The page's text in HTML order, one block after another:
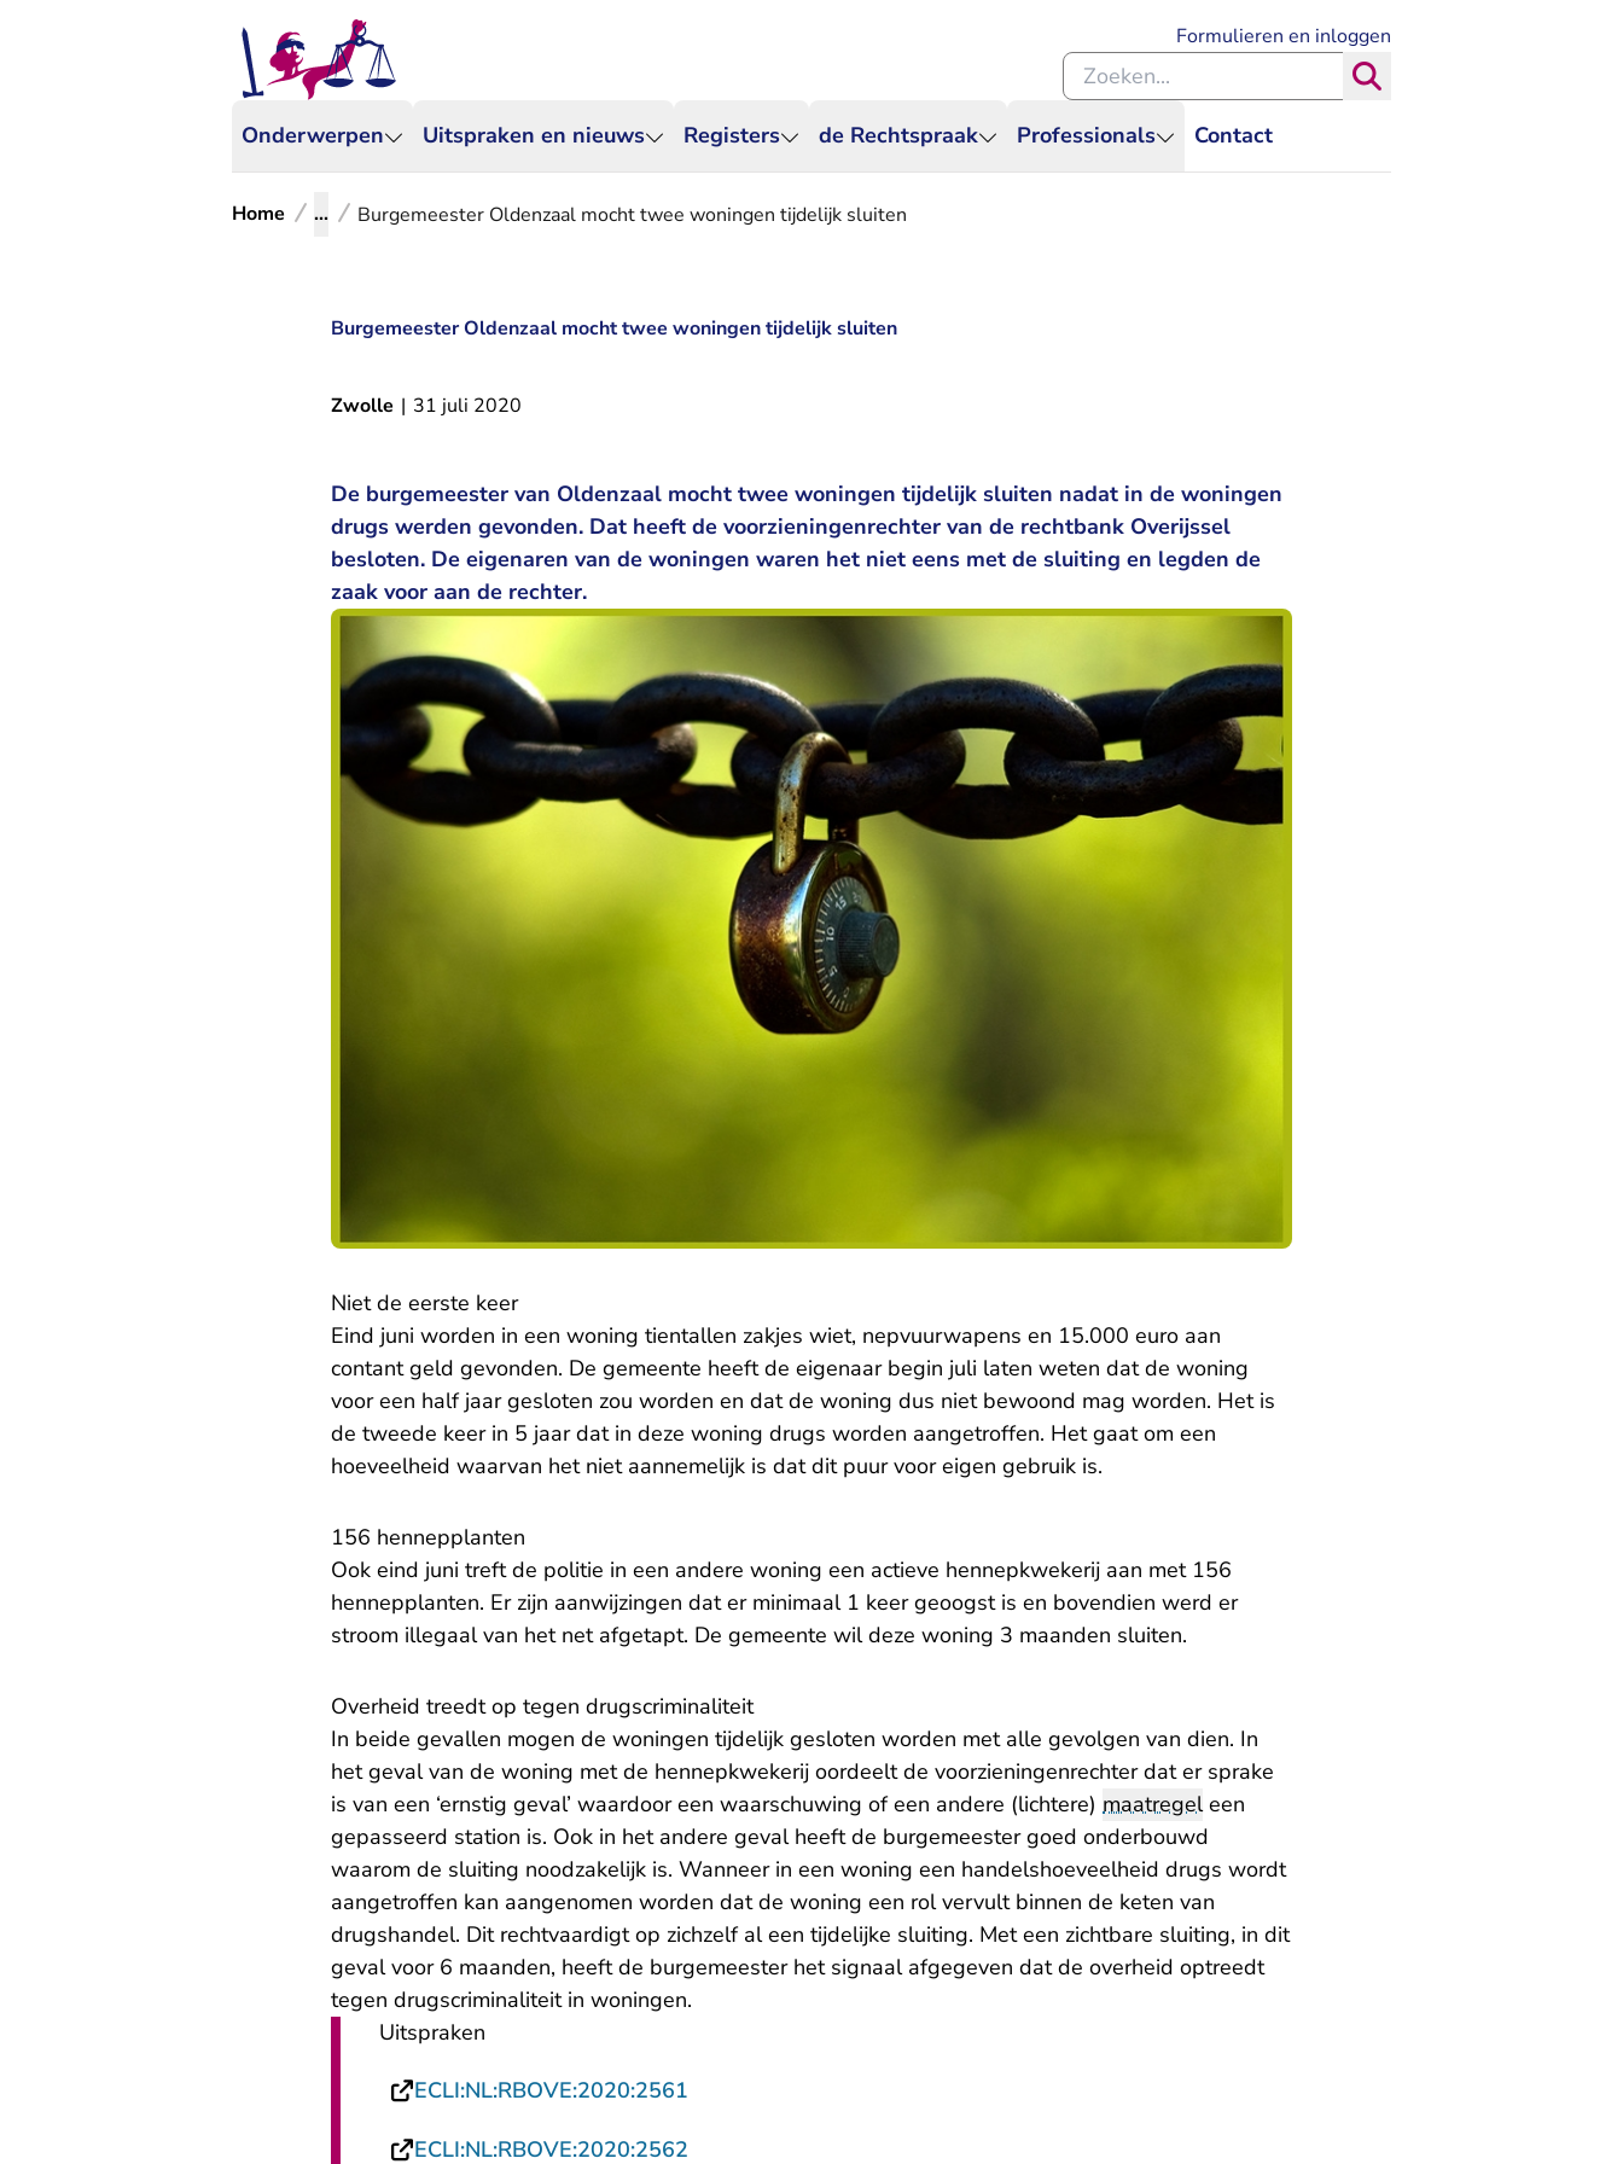
Onderwerpen Uitspraken en nieuws Registers de Rechtspraak Professionals Contact
Formulieren en inloggen
Zoeken binnen de Rechtspraak
Home ... Burgemeester Oldenzaal mocht twee woningen tijdelijk sluiten
Burgemeester Oldenzaal mocht twee woningen tijdelijk sluiten
Zwolle | 31 juli 2020
De burgemeester van Oldenzaal mocht twee woningen tijdelijk sluiten nadat in de woningen
drugs werden gevonden. Dat heeft de voorzieningenrechter van de rechtbank Overijssel
besloten. De eigenaren van de woningen waren het niet eens met de sluiting en legden de
zaak voor aan de rechter.
Niet de eerste keer
Eind juni worden in een woning tientallen zakjes wiet, nepvuurwapens en 15.000 euro aan
contant geld gevonden. De gemeente heeft de eigenaar begin juli laten weten dat de woning
voor een half jaar gesloten zou worden en dat de woning dus niet bewoond mag worden. Het is
de tweede keer in 5 jaar dat in deze woning drugs worden aangetroffen. Het gaat om een
hoeveelheid waarvan het niet aannemelijk is dat dit puur voor eigen gebruik is.
156 hennepplanten
Ook eind juni treft de politie in een andere woning een actieve hennepkwekerij aan met 156
hennepplanten. Er zijn aanwijzingen dat er minimaal 1 keer geoogst is en bovendien werd er
stroom illegaal van het net afgetapt. De gemeente wil deze woning 3 maanden sluiten.
Overheid treedt op tegen drugscriminaliteit
In beide gevallen mogen de woningen tijdelijk gesloten worden met alle gevolgen van dien. In
het geval van de woning met de hennepkwekerij oordeelt de voorzieningenrechter dat er sprake
is van een ‘ernstig geval’ waardoor een waarschuwing of een andere (lichtere) maatregeleen
gepasseerd station is. Ook in het andere geval heeft de burgemeester goed onderbouwd
waarom de sluiting noodzakelijk is. Wanneer in een woning een handelshoeveelheid drugs wordt
aangetroffen kan aangenomen worden dat de woning een rol vervult binnen de keten van
drugshandel. Dit rechtvaardigt op zichzelf al een tijdelijke sluiting. Met een zichtbare sluiting, in dit
geval voor 6 maanden, heeft de burgemeester het signaal afgegeven dat de overheid optreedt
tegen drugscriminaliteit in woningen.
Uitspraken
ECLI:NL:RBOVE:2020:2561
ECLI:NL:RBOVE:2020:2562